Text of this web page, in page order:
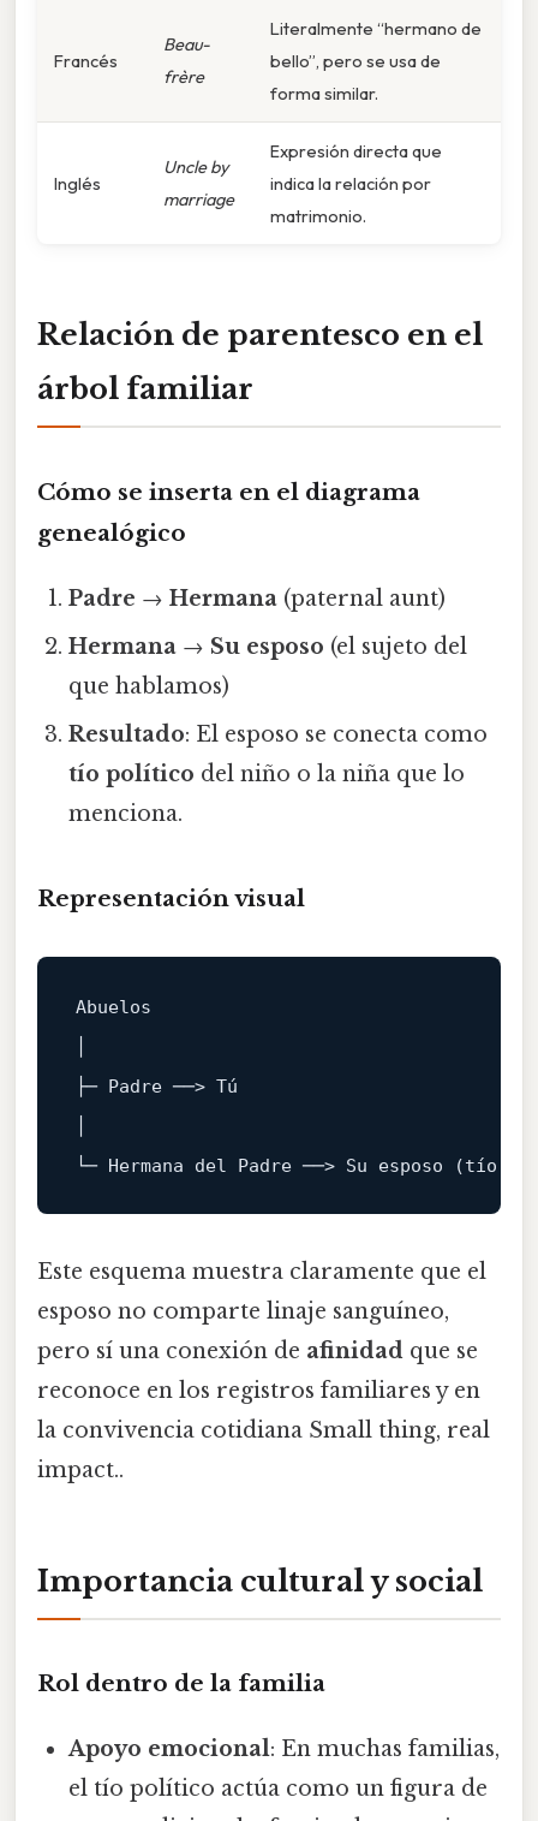
Francés
Beau-
frère
Literalmente “hermano de
bello”, pero se usa de
forma similar.
Inglés
Uncle by
marriage
Expresión directa que
indica la relación por
matrimonio.
Relación de parentesco en el
árbol familiar
Cómo se inserta en el diagrama
genealógico
Padre →Hermana (paternal aunt)
Hermana → Su esposo (el sujeto del
que hablamos)
Resultado: El esposo se conecta como
tío político del niño o la niña que lo
menciona.
Representación visual
Abuelos
├─ Padre ──> Tú
└─ Hermana del
Este esquema muestra claramente que el
esposo no comparte linaje sanguíneo,
pero sí una conexión de afinidad que se
reconoce en los registros familiares y en
la convivencia cotidiana Small thing, real
impact..
Importancia cultural y social
Rol dentro de la familia
Apoyo emocional: En muchas familias,
el tío político actúa como un figura de